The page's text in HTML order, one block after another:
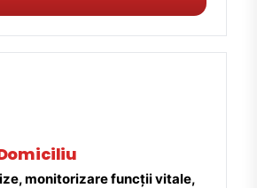
monitorizare funcții vitale,